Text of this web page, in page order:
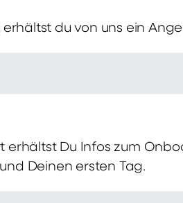
erhältst du von uns ein
erhältst Du Infos zum
Deinen ersten Tag.